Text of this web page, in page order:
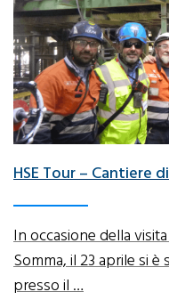
HSE Tour – Cantiere
In occasione della
Somma, il 23 aprile si
presso il …